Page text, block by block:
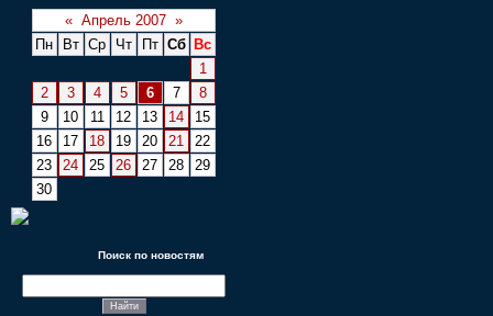
« Апрель 2007 »
Пн
Вт Ср Чт Пт Сб
Вс
1
2
3 4 5 6 7
8
9
10 11 12 13 14
15
16
17 18 19 20 21
22
23
24 25 26 27 28
29
30
Поиск по новостям